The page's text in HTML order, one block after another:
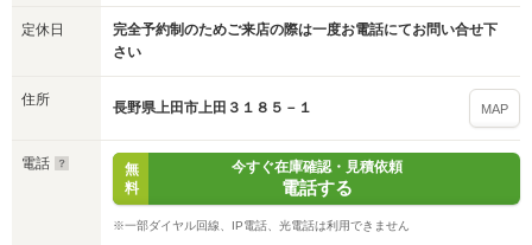
定休日
完全予約制のためご来店の際は一度お電話にてお問い合せ下
さい
住所 長野県上田市上田３１８５－１ MAP
電話
無
料
今すぐ在庫確認・見積依頼
電話する
※一部ダイヤル回線、IP電話、光電話は利用できません